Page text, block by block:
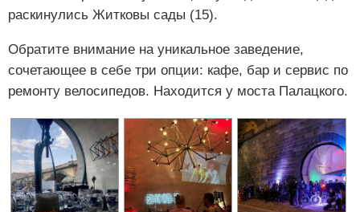
раскинулись Житковы сады (15).
Обратите внимание на уникальное заведение,
сочетающее в себе три опции: кафе, бар и сервис по
ремонту велосипедов. Находится у моста Палацкого.